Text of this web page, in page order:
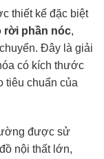
thiết kế đặc biệt
rời phần nóc,
Đây là giải
có kích thước
tiêu chuẩn của
được sử
nội thất lớn,